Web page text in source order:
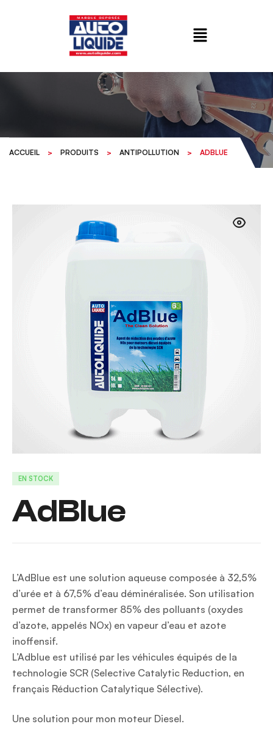
ACCUEIL > PRODUITS > ANTIPOLLUTION > ADBLUE
EN STOCK
AdBlue
L’AdBlue est une solution aqueuse composée à 32,5%
d’urée et à 67,5% d’eau déminéralisée. Son utilisation
permet de transformer 85% des polluants (oxydes
d’azote, appelés NOx) en vapeur d’eau et azote
inoffensif.
L’Adblue est utilisé par les véhicules équipés de la
technologie SCR (Selective Catalytic Reduction, en
français Réduction Catalytique Sélective).
Une solution pour mon moteur Diesel.